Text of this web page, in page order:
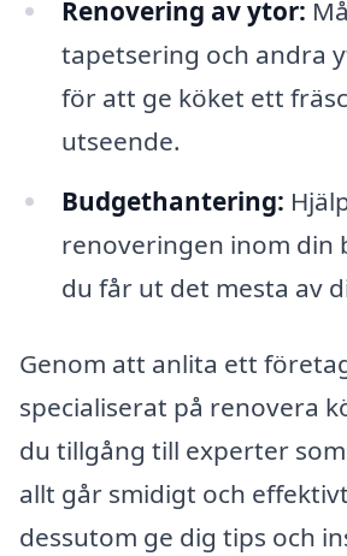
Renovering av ytor:
tapetsering och andra
för att ge köket ett
utseende.
Budgethantering:
renoveringen inom din
du får ut det mesta av
Genom att anlita ett
specialiserat på renovera
du tillgång till experter
allt går smidigt och
dessutom ge dig tips och